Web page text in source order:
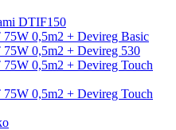
DTIF150
0,5m2 + Devireg Basic
0,5m2 + Devireg 530
0,5m2 + Devireg Touch
0,5m2 + Devireg Touch